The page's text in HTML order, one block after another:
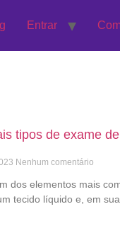
Entrar
tipos de exame
Nenhum comentário
dos elementos mais
tecido líquido e, em